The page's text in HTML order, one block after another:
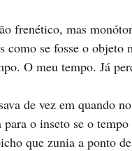
frenético, mas
se fosse o objeto
O meu tempo. Já
de vez em quando
o inseto se o tempo
que zunia a ponto